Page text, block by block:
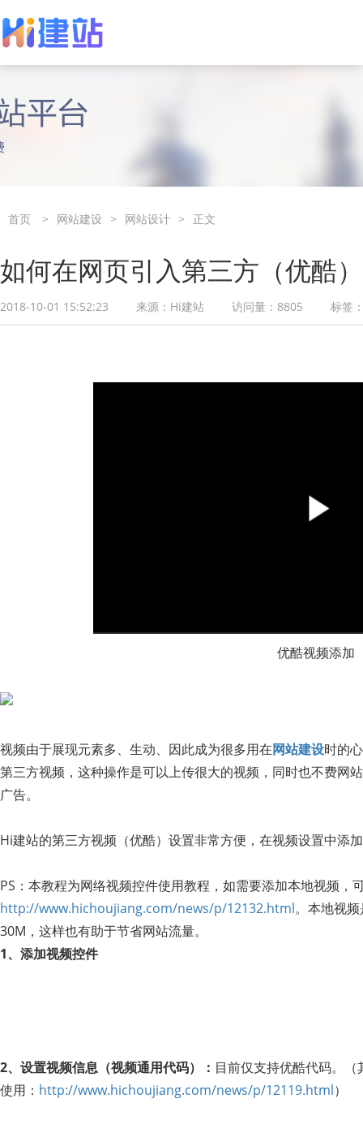
轻服务建站
专属服务经理为您定制模板网站
用户案例
企业建站信赖推荐
首页 > 网站建设 > 网站设计 > 正文
如何在网页引入第三方（优酷
2018-10-01 15:52:23 来源： Hi建站 访问量： 8805 标签
优酷视频添加
视频由于展现元素多、生动、因此成为很多用在网站建设时的
第三方视频，这种操作是可以上传很大的视频，同时也不费网
广告。
Hi建站的第三方视频（优酷）设置非常方便，在视频设置中添
PS：本教程为网络视频控件使用教程，如需要添加本地视频，
http://www.hichoujiang.com/news/p/12132.html。本地视
30M，这样也有助于节省网站流量。
1、添加视频控件
2、设置视频信息（视频通用代码）： 目前仅支持优酷代码。
使用： http://www.hichoujiang.com/news/p/12119.html）